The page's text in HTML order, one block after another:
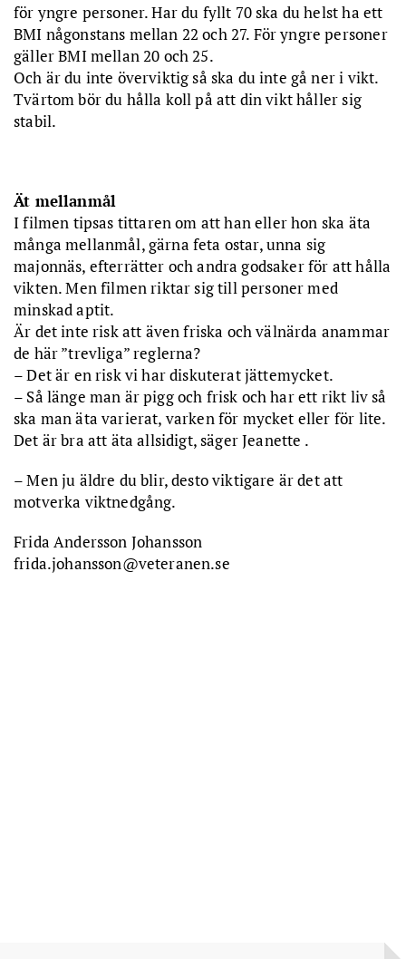
för yngre personer. Har du fyllt 70 ska du helst ha ett
BMI någonstans mellan 22 och 27. För yngre personer
gäller BMI mellan 20 och 25.
Och är du inte överviktig så ska du inte gå ner i vikt.
Tvärtom bör du hålla koll på att din vikt håller sig
stabil.
Ät mellanmål
I filmen tipsas tittaren om att han eller hon ska äta
många mellanmål, gärna feta ostar, unna sig
majonnäs, efterrätter och andra godsaker för att hålla
vikten. Men filmen riktar sig till personer med
minskad aptit.
Är det inte risk att även friska och välnärda anammar
de här ”trevliga” reglerna?
– Det är en risk vi har diskuterat jättemycket.
– Så länge man är pigg och frisk och har ett rikt liv så
ska man äta varierat, varken för mycket eller för lite.
Det är bra att äta allsidigt, säger Jeanette .
– Men ju äldre du blir, desto viktigare är det att
motverka viktnedgång.
Frida Andersson Johansson
frida.johansson@veteranen.se